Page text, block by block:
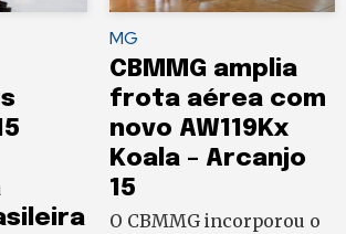
MG
CBMMG amplia
frota aérea com
novo AW119Kx
Koala – Arcanjo
15
O CBMMG incorporou o